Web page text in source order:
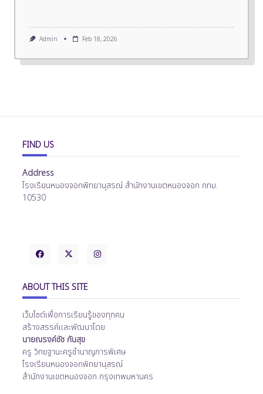
Admin Feb 18, 2026
FIND US
Address
โรงเรียนหนองจอกพิทยานุสรณ์ สำนักงานเขตหนองจอก กทม.
10530
ABOUT THIS SITE
เว็บไซต์เพื่อการเรียนรู้ของทุกคน
สร้างสรรค์และพัฒนาโดย
นายณรงค์ชัช กันสุข
ครู วิทยฐานะครูชำนาญการพิเศษ
โรงเรียนหนองจอกพิทยานุสรณ์
สำนักงานเขตหนองจอก กรุงเทพมหานคร